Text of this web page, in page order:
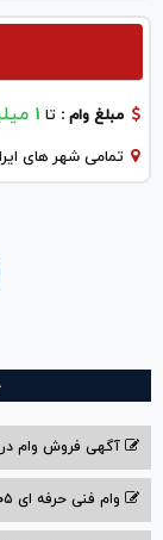
مبلغ وام : تا 1 میلیارد
تمامی شهر های
آگهی فروش وام در
وام فنی حرفه ای ۱۴۰۵ | سایت ثبت نام وام فنی حرفه ای